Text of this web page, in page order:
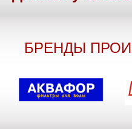
БРЕНДЫ